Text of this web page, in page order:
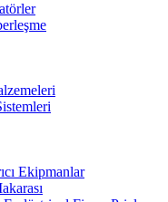
Ekipmanlar